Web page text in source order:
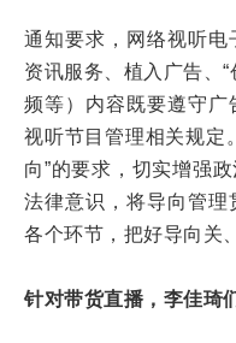
通知要求，网络视听电
资讯服务、植入广告、
频等）内容既要遵守广
视听节目管理相关规定
向”的要求，切实增强
法律意识，将导向管
各个环节，把好导向关
针对带货直播，李佳琦